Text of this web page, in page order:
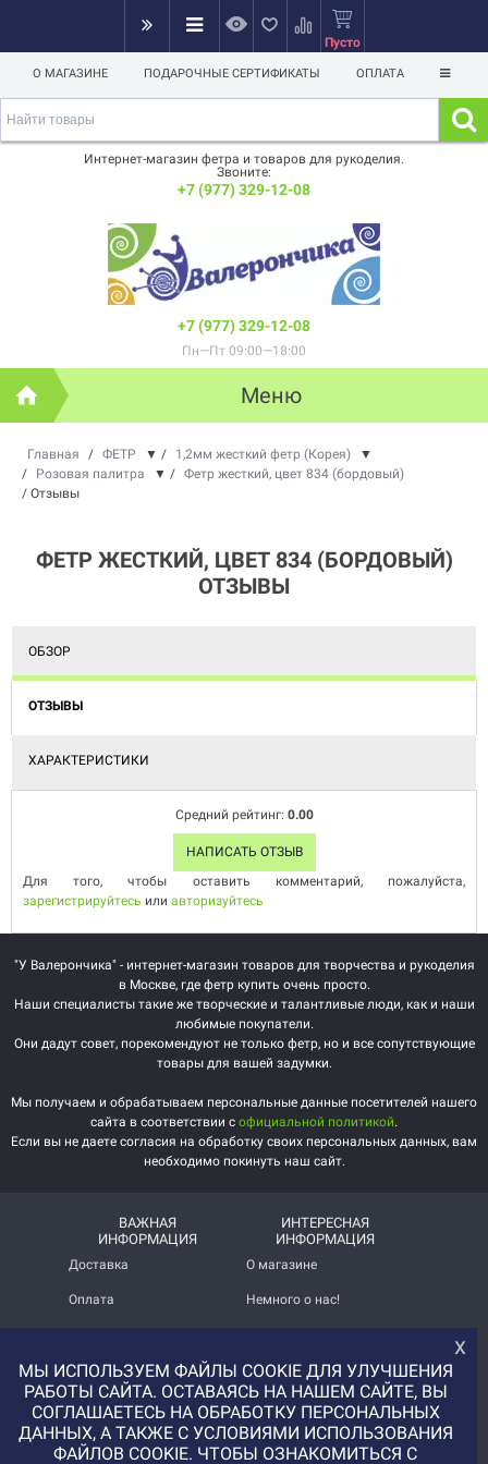
Пусто
О МАГАЗИНЕ ПОДАРОЧНЫЕ СЕРТИФИКАТЫ ОПЛАТА
Интернет-магазин фетра и товаров для рукоделия.
Звоните:
+7 (977) 329-12-08
+7 (977) 329-12-08
Пн—Пт 09:00—18:00
Меню
Главная / ФЕТР ▼ / 1,2мм жесткий фетр (Корея)
▼
/
Розовая палитра ▼ / Фетр жесткий, цвет 834 (бордовый)
/ Отзывы
ФЕТР ЖЕСТКИЙ, ЦВЕТ 834 (БОРДОВЫЙ)
ОТЗЫВЫ
ОБЗОР
ОТЗЫВЫ
ХАРАКТЕРИСТИКИ
Средний рейтинг: 0.00
НАПИСАТЬ ОТЗЫВ
Для того, чтобы оставить комментарий, пожалуйста,
зарегистрируйтесь или авторизуйтесь
"У Валерончика" - интернет-магазин товаров для творчества и рукоделия
в Москве, где фетр купить очень просто.
Наши специалисты такие же творческие и талантливые люди, как и наши
любимые покупатели.
Они дадут совет, порекомендуют не только фетр, но и все сопутствующие
товары для вашей задумки.
Мы получаем и обрабатываем персональные данные посетителей нашего
сайта в соответствии с официальной политикой.
Если вы не даете согласия на обработку своих персональных данных, вам
необходимо покинуть наш сайт.
ВАЖНАЯ
ИНФОРМАЦИЯ
Доставка
Оплата
Политика
конфиденциальности
ИНТЕРЕСНАЯ
ИНФОРМАЦИЯ
О магазине
Немного о нас!
Услуга печати на фетре
и вопросы АП
+7 (977) 329-12-08
info@uvaleronchika.ru
х
МЫ ИСПОЛЬЗУЕМ ФАЙЛЫ COOKIE ДЛЯ УЛУЧШЕНИЯ
РАБОТЫ САЙТА. ОСТАВАЯСЬ НА НАШЕМ САЙТЕ, ВЫ
СОГЛАШАЕТЕСЬ НА ОБРАБОТКУ ПЕРСОНАЛЬНЫХ
ДАННЫХ, А ТАКЖЕ С УСЛОВИЯМИ ИСПОЛЬЗОВАНИЯ
ФАЙЛОВ COOKIE. ЧТОБЫ ОЗНАКОМИТЬСЯ С